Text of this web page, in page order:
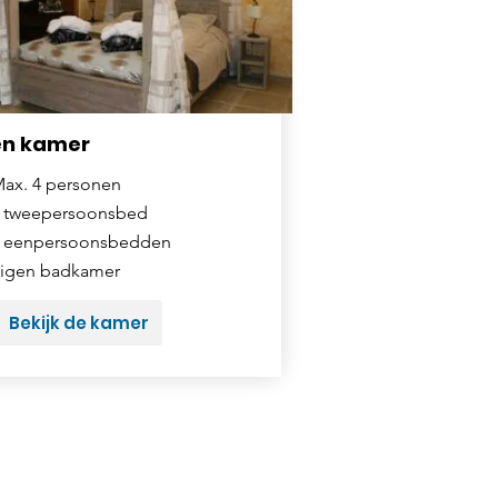
kamer
4 personen
tweepersoonsbed
eenpersoonsbedden
badkamer
Bekijk de kamer